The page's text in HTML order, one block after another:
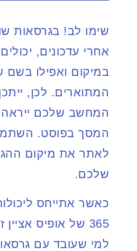
שימו לב! בגרסאות
אחרי עדכונים,
במיקום ואפילו בשם
המתוארים. לכן,
המחשב שלכם ייראה
המסך בפוסט.
לאתר את מיקום
שלכם.
כאשר אתייחס
365 של אופיס
למי שעובד עם